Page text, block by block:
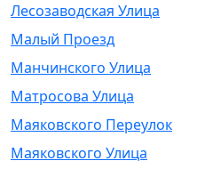
Лесозаводская Улица
Малый Проезд
Манчинского Улица
Матросова Улица
Маяковского Переулок
Маяковского Улица